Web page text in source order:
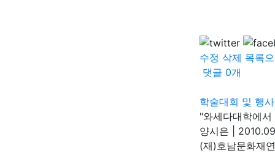
수정 삭제 목록
댓글 0개
학술대회 및 행사
"와세다대학에
양시은
(재)호남문화재